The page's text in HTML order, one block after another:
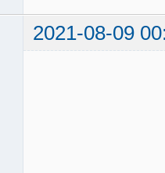
2021-08-09